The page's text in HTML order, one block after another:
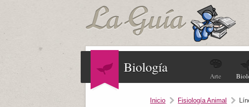
Biología
Arte
Inicio Fisiología Animal